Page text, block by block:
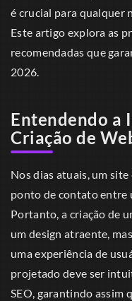
é crucial para qualquer
Este artigo explora as
recomendadas que
2026.
Entendendo a
Criação de
Nos dias atuais, um
ponto de contato entre
Portanto, a criação de
um design atraente,
uma experiência de
projetado deve ser
SEO, garantindo assim